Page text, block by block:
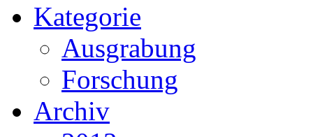
Kategorie
Ausgrabung
Forschung
Archiv